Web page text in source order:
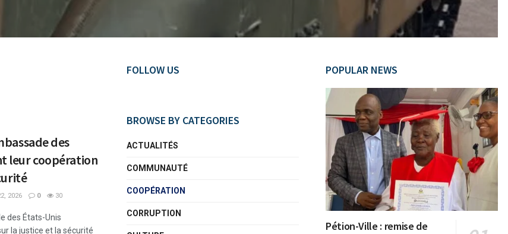
des
leur coopération
2026 0 30
des États-Unis
la justice et la sécurité
FOLLOW US
BROWSE BY CATEGORIES
ACTUALITÉS
COMMUNAUTÉ
COOPÉRATION
CORRUPTION
POPULAR NEWS
Pétion-Ville : remise de